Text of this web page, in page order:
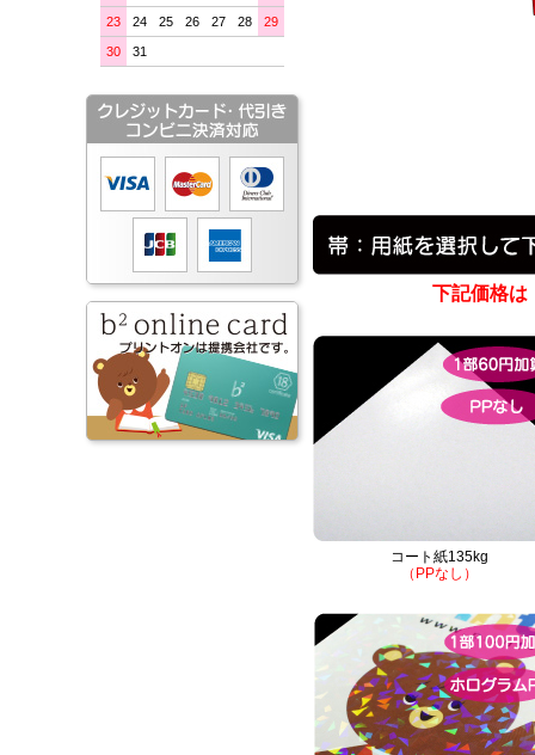
23 24 25 26 27 28 29
30 31
下記価格
コート紙135kg
（PPなし）